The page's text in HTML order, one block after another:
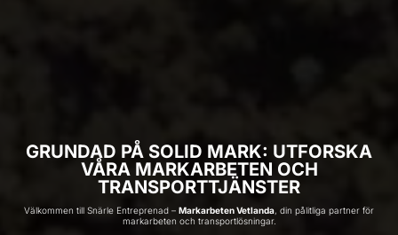
GRUNDAD PÅ SOLID MARK: UTFORSKA
VÅRA MARKARBETEN OCH
TRANSPORTTJÄNSTER
Välkommen till Snärle Entreprenad – Markarbeten Vetlanda, din pålitliga partner för
markarbeten och transportlösningar.